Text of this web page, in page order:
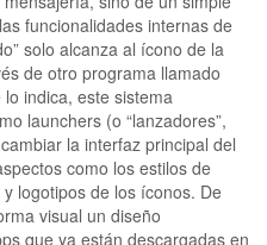
funcionalidades internas de
solo alcanza al ícono de la
de otro programa llamado
indica, este sistema
launchers (o “lanzadores”,
la interfaz principal del
como los estilos de
logotipos de los íconos. De
visual un diseño
que ya están descargadas en